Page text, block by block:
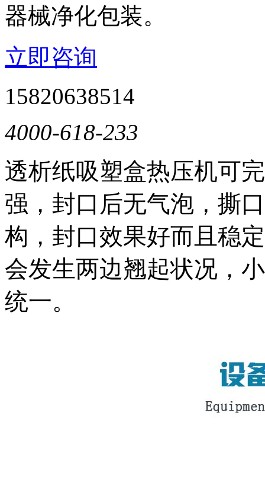
器械净化包装。
立即咨询
15820638514
4000-618-233
透析纸吸塑盒热压机可
强，封口后无气泡，撕
构，封口效果好而且稳
会发生两边翘起状况，
统一。